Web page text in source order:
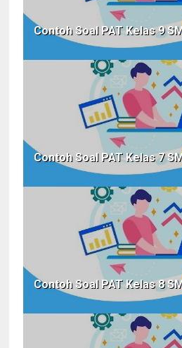
Contoh Soal PAT Kelas 9
Contoh Soal PAT Kelas 7
Contoh Soal PAT Kelas 8